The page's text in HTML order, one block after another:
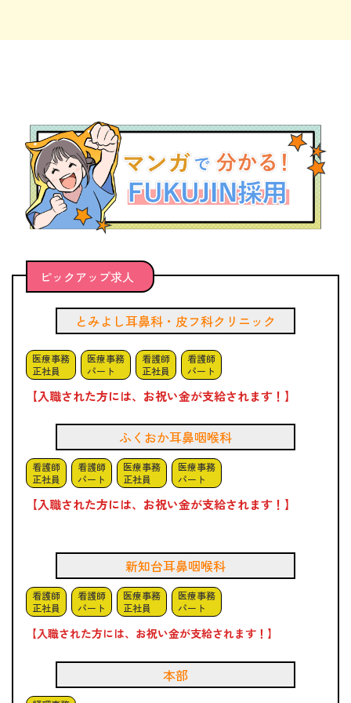
ピックアップ求人
とみよし耳鼻科・皮フ科クリニック
医療事務
正社員
医療事務
パート
看護師
正社員
看護師
パート
【入職された方には、お祝い金が支給されます！】
ふくおか耳鼻咽喉科
看護師
正社員
看護師
パート
医療事務
正社員
医療事務
パート
【入職された方には、お祝い金が支給されます！】
新知台耳鼻咽喉科
看護師
正社員
看護師
パート
医療事務
正社員
医療事務
パート
【入職された方には、お祝い金が支給されます！】
本部